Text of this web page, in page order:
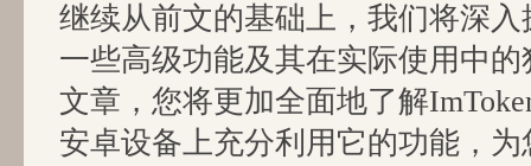
继续从前文的基础上，我们将深入
一些高级功能及其在实际使用中
文章，您将更加全面地了解
安卓设备上充分利用它的功能，